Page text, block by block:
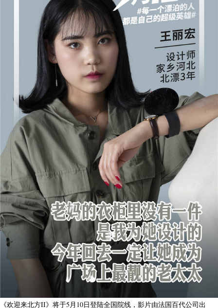
《欢迎来北方II》将于5月10日登陆全国院线，影片由法国百代公司出